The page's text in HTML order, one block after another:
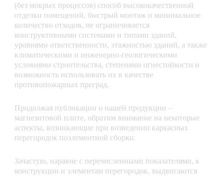
(без мокрых процессов) способ высококачественной
отделки помещений, быстрый монтаж и минимальное
количество отходов, не ограничивается
конструктивными системами и типами зданий,
уровнями ответственности, этажностью зданий, а также
климатическими и инженерно-геологическими
условиями строительства, степенями огнестойкости и
возможность использовать их в качестве
противопожарных преград.
Продолжая публикации о нашей продукции –
магнезитовой плите, обратим внимание на некоторые
аспекты, возникающие при возведении каркасных
перегородок поэлементной сборки.
Зачастую, наравне с перечисленными показателями, к
конструкции и элементам перегородок, выдвигаются